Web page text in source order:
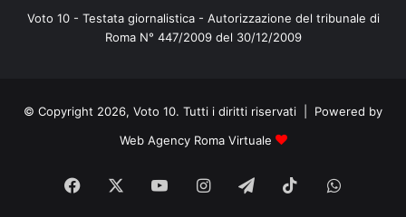
Voto 10 - Testata giornalistica - Autorizzazione del tribunale di
Roma N° 447/2009 del 30/12/2009
© Copyright 2026, Voto 10. Tutti i diritti riservati | Powered by
Web Agency Roma Virtuale
Facebook You Instagram
TelegramTikTok